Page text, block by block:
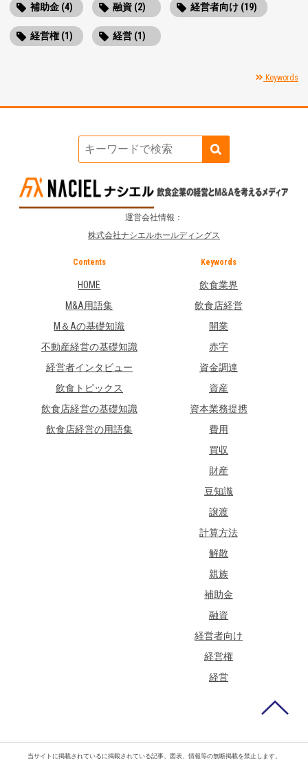
補助金 (4) 融資 (2) 経営者向け (19)
経営権 (1) 経営 (1)
Keywords
運営会社情報：
株式会社ナシエルホールディングス
Contents
HOME
M&A用語集
M＆Aの基礎知識
不動産経営の基礎知識
経営者インタビュー
飲食トピックス
飲食店経営の基礎知識
飲食店経営の用語集
Keywords
飲食業界
飲食店経営
開業
赤字
資金調達
資産
資本業務提携
費用
買収
財産
豆知識
譲渡
計算方法
解散
親族
補助金
融資
経営者向け
経営権
経営
当サイトに掲載されているに掲載されている記事、図表、情報等の無断掲載を禁止します。